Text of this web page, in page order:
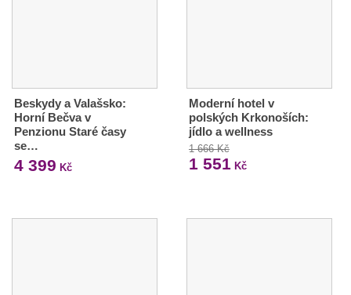
Beskydy a Valašsko:
Horní Bečva v
Penzionu Staré časy
se…
4 399 Kč
Moderní hotel v
polských Krkonoších:
jídlo a wellness
1 666 Kč
1 551 Kč